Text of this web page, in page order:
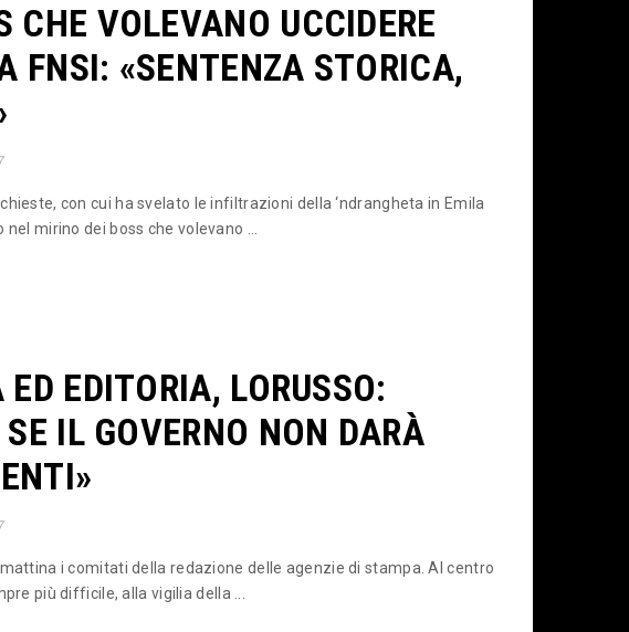
CHE VOLEVANO UCCIDERE
FNSI: «SENTENZA STORICA,
con cui ha svelato le infiltrazioni della ‘ndrangheta in Emila
mirino dei boss che volevano ...
EDITORIA, LORUSSO:
IL GOVERNO NON DARÀ
i comitati della redazione delle agenzie di stampa. Al centro
più difficile, alla vigilia della ...